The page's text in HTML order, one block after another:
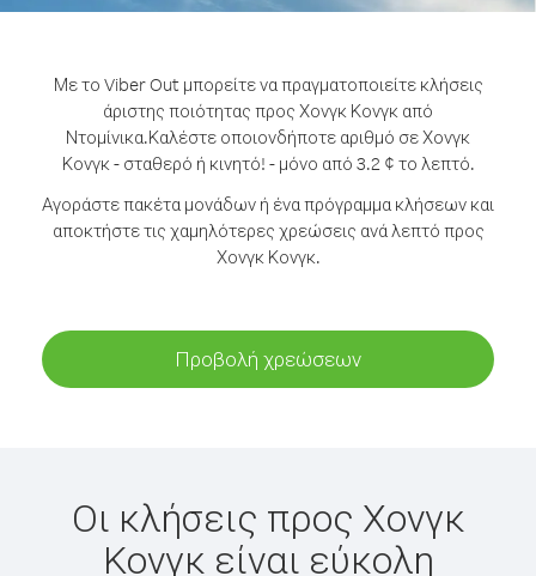
Με το Viber Out μπορείτε να πραγματοποιείτε κλήσεις
άριστης ποιότητας προς Χονγκ Κονγκ από
Ντομίνικα.Καλέστε οποιονδήποτε αριθμό σε Χονγκ
Κονγκ - σταθερό ή κινητό! - μόνο από 3.2 ¢ το λεπτό.
Αγοράστε πακέτα μονάδων ή ένα πρόγραμμα κλήσεων και
αποκτήστε τις χαμηλότερες χρεώσεις ανά λεπτό προς
Χονγκ Κονγκ.
Προβολή χρεώσεων
Οι κλήσεις προς Χονγκ
Κονγκ είναι εύκολη